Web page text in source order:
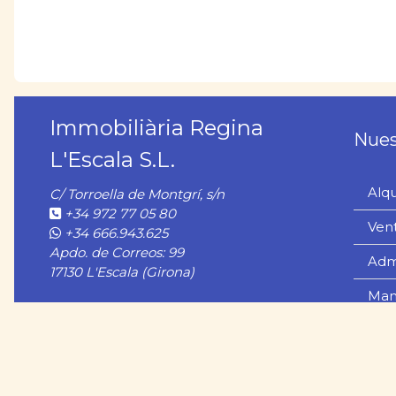
Immobiliària Regina
L'Escala S.L.
C/ Torroella de Montgrí, s/n
+34 972 77 05 80
+34 666.943.625
Apdo. de Correos: 99
17130 L'Escala (Girona)